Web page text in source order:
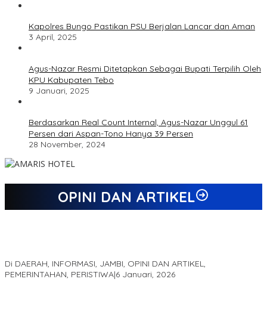
Kapolres Bungo Pastikan PSU Berjalan Lancar dan Aman
3 April, 2025
Agus-Nazar Resmi Ditetapkan Sebagai Bupati Terpilih Oleh
KPU Kabupaten Tebo
9 Januari, 2025
Berdasarkan Real Count Internal, Agus-Nazar Unggul 61
Persen dari Aspan-Tono Hanya 39 Persen
28 November, 2024
OPINI DAN ARTIKEL
Di DAERAH, INFORMASI, JAMBI, OPINI DAN ARTIKEL,
PEMERINTAHAN, PERISTIWA|6 Januari, 2026